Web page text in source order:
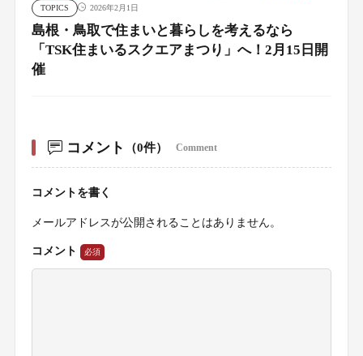
TOPICS 2026年2月1日
島根・鳥取で住まいと暮らしを考えるなら
「TSK住まいるスクエアまつり」へ！2月15日開
催
コメント （0件） Comment
コメントを書く
メールアドレスが公開されることはありません。
コメント